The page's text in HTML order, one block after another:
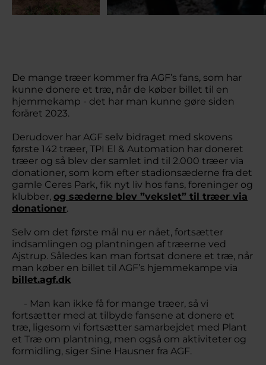
De mange træer kommer fra AGF’s fans, som har
kunne donere et træ, når de køber billet til en
hjemmekamp - det har man kunne gøre siden
foråret 2023.
Derudover har AGF selv bidraget med skovens
første 142 træer, TPI El & Automation har doneret
træer og så blev der samlet ind til 2.000 træer via
donationer, som kom efter stadionsæderne fra det
gamle Ceres Park, fik nyt liv hos fans, foreninger og
klubber, og sæderne blev ”vekslet” til træer via
donationer.
Selv om det første mål nu er nået, fortsætter
indsamlingen og plantningen af træerne ved
Ajstrup. Således kan man fortsat donere et træ, når
man køber en billet til AGF’s hjemmekampe via
billet.agf.dk
- Man kan ikke få for mange træer, så vi
fortsætter med at tilbyde fansene at donere et
træ, ligesom vi fortsætter samarbejdet med Plant
et Træ om plantning, men også om aktiviteter og
formidling, siger Sine Hausner fra AGF.